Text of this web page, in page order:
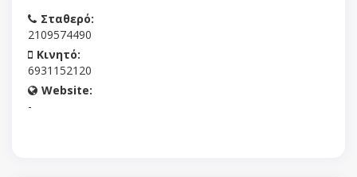
Σταθερό:
2109574490
Κινητό:
6931152120
Website:
-